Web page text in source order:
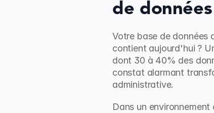
de
Votre base de données
contient aujourd'hui ?
dont 30 à 40% des
constat alarmant
administrative.
Dans un